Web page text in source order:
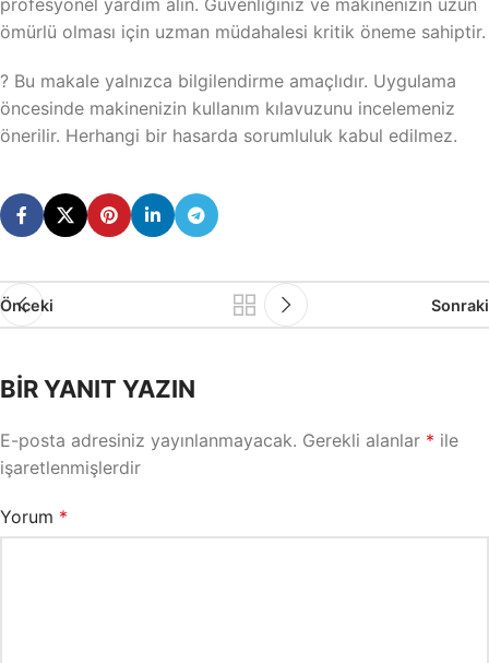
profesyonel yardım alın. Güvenliğiniz ve makinenizin uzun
ömürlü olması için uzman müdahalesi kritik öneme sahiptir.
? Bu makale yalnızca bilgilendirme amaçlıdır. Uygulama
öncesinde makinenizin kullanım kılavuzunu incelemeniz
önerilir. Herhangi bir hasarda sorumluluk kabul edilmez.
Önceki Sonraki
BIR YANIT YAZIN
E-posta adresiniz yayınlanmayacak. Gerekli alanlar * ile
işaretlenmişlerdir
Yorum *